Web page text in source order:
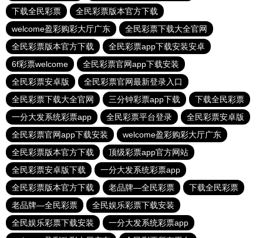
下载全民彩票
全民彩票版本官方下载
welcome盈彩购彩大厅广东
全民彩票下载大全官网
全民彩票版本官方下载
全民彩票app下载安装安卓
6f彩票welcome
全民彩票官网app下载安装
全民彩票安卓版
全民彩票官网最新登录入口
全民彩票下载大全官网
三分钟彩票app下载
下载全民彩票
一分大发系统彩票app
全民彩票平台登录
全民彩票安卓版
全民彩票官网app下载安装
welcome盈彩购彩大厅广东
全民彩票版本官方下载
顶级彩票app官方网站
全民彩票安卓版下载
一分大发系统彩票app
全民彩票版本官方下载
老品牌—全民彩票
下载全民彩票
老品牌—全民彩票
全民娱乐彩票下载安装
全民娱乐彩票下载安装
一分大发系统彩票app